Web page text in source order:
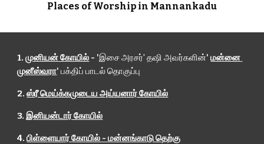
Places of Worship in Mannankadu
1. முனியன் கோயில் - 'இசை அரசர்' தஷி அவர்களின்' மன்னை
முனீஸ்வரா' பக்திப் பாடல் தொகுப்பு
2. ஸ்ரீ மெய்க்கமுடைய அய்யனார் கோயில்
3. இனியன்டார் கோயில்
4. பிள்ளையார் கோயில் - மன்னங்காடு தெற்கு